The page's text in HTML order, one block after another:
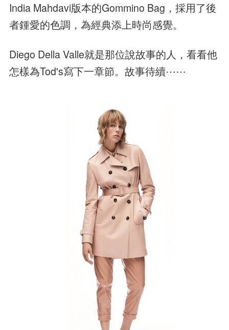
India Mahdavi版本的Gommino Bag，採用了後
者鍾愛的色調，為經典添上時尚感覺。
Diego Della Valle就是那位說故事的人，看看他
怎樣為Tod's寫下一章節。故事待續⋯⋯